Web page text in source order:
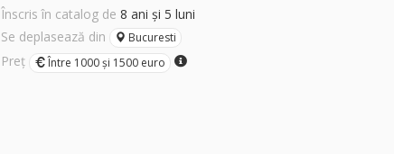
Înscris în catalog de 8 ani și 5 luni
Se deplasează din
Bucuresti
Preț Între 1000 și 1500 euro